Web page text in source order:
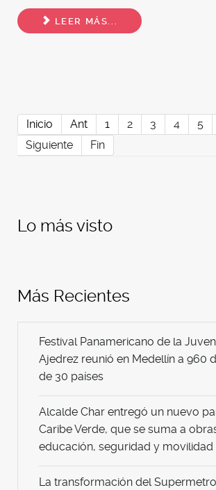
Share
LEER MÁS...
Inicio Ant 1 2 3 4 5
Siguiente
Fin
Lo más visto
Más Recientes
Festival Panamericano de la
Ajedrez reunió en Medellín a 960
de 30 países
Alcalde Char entregó un nuevo
Caribe Verde, que se suma a
educación, seguridad y
La transformación del